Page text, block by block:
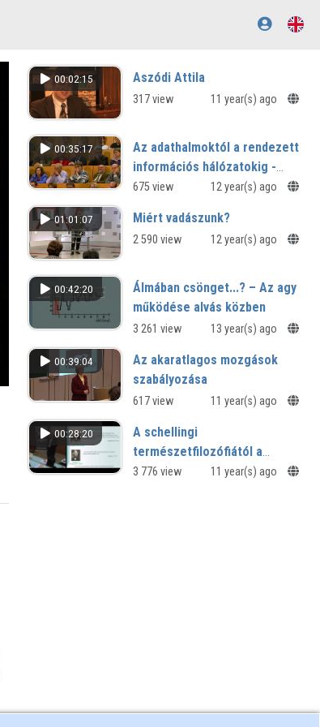
00:02:15 Aszódi Attila
317 view 11 year(s) ago
00:35:17
Az adathalmoktól a rendezett
információs hálózatokig -
Bioinformatika és
675 view 12 year(s) ago
01:01:07 Miért vadászunk?
2 590 view 12 year(s) ago
00:42:20
Álmában csönget...? – Az agy
működése alvás közben
3 261 view 13 year(s) ago
00:39:04
Az akaratlagos mozgások
szabályozása
617 view 11 year(s) ago
00:28:20
A schellingi
természetfilozófiától a
romantikus tudományokig
3 776 view 11 year(s) ago